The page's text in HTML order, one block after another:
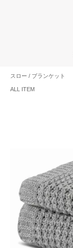
スロー / ブランケット
ALL ITEM